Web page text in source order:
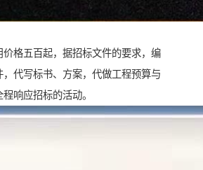
价格五百起，据招标文件的要求，编
代写标书、方案，代做工程预算与
响应招标的活动。